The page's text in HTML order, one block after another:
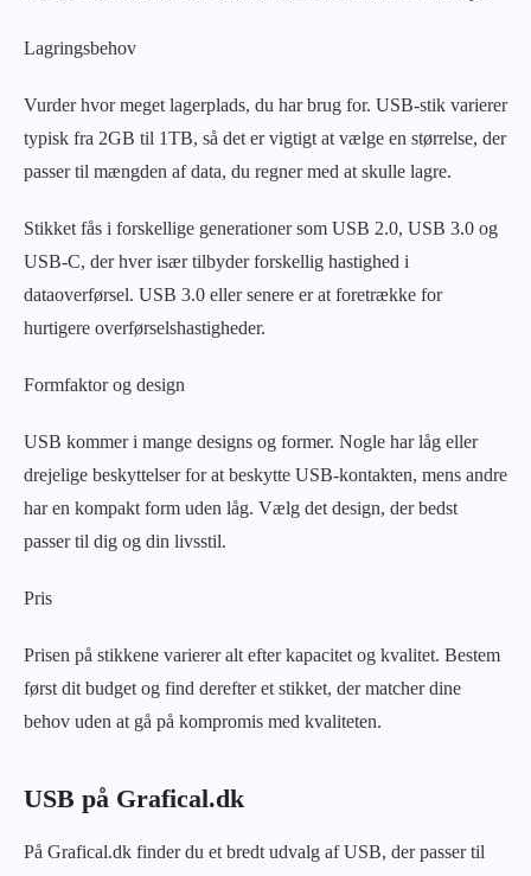
Lagringsbehov
Vurder hvor meget lagerplads, du har brug for. USB-stik varierer
typisk fra 2GB til 1TB, så det er vigtigt at vælge en størrelse, der
passer til mængden af data, du regner med at skulle lagre.
Stikket fås i forskellige generationer som USB 2.0, USB 3.0 og
USB-C, der hver især tilbyder forskellig hastighed i
dataoverførsel. USB 3.0 eller senere er at foretrække for
hurtigere overførselshastigheder.
Formfaktor og design
USB kommer i mange designs og former. Nogle har låg eller
drejelige beskyttelser for at beskytte USB-kontakten, mens andre
har en kompakt form uden låg. Vælg det design, der bedst
passer til dig og din livsstil.
Pris
Prisen på stikkene varierer alt efter kapacitet og kvalitet. Bestem
først dit budget og find derefter et stikket, der matcher dine
behov uden at gå på kompromis med kvaliteten.
USB på Grafical.dk
På Grafical.dk finder du et bredt udvalg af USB, der passer til